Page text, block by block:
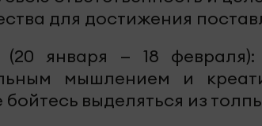
для достижения
(20 января — 18
мышлением и
бойтесь выделяться из